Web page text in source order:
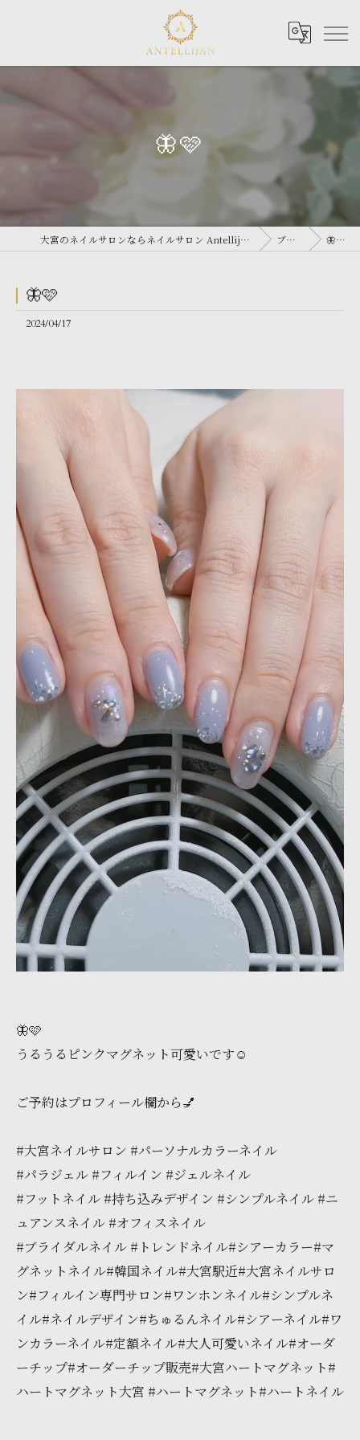
🦋🩷
大宮のネイルサロンならネイルサロン Antellijan 大宮 ブログ 🦋🩷
🦋🩷
2024/04/17
🦋🩷
うるうるピンクマグネット可愛いです☺️
ご予約はプロフィール欄から💅
#大宮ネイルサロン #パーソナルカラーネイル
#パラジェル #フィルイン #ジェルネイル
#フットネイル #持ち込みデザイン #シンプルネイル #ニ
ュアンスネイル #オフィスネイル
#ブライダルネイル #トレンドネイル#シアーカラー#マ
グネットネイル#韓国ネイル#大宮駅近#大宮ネイルサロ
ン#フィルイン専門サロン#ワンホンネイル#シンプルネ
イル#ネイルデザイン#ちゅるんネイル#シアーネイル#ワ
ンカラーネイル#定額ネイル#大人可愛いネイル#オーダ
ーチップ#オーダーチップ販売#大宮ハートマグネット#
ハートマグネット大宮 #ハートマグネット#ハートネイル